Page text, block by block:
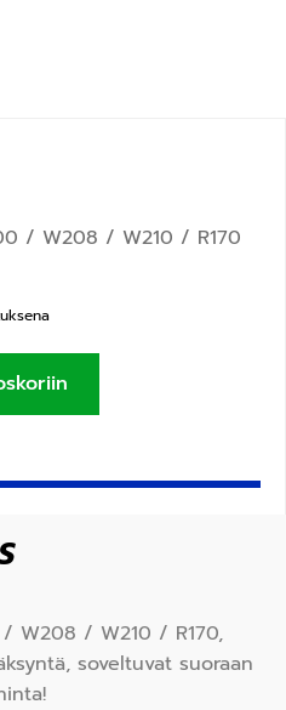
/ W208 / W210 / R170
W208 / W210 / R170,
soveltuvat suoraan